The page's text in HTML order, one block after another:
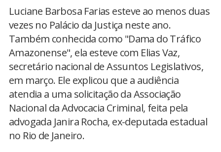
Luciane Barbosa Farias esteve ao menos duas
vezes no Palácio da Justiça neste ano.
Também conhecida como "Dama do Tráfico
Amazonense", ela esteve com Elias Vaz,
secretário nacional de Assuntos Legislativos,
em março. Ele explicou que a audiência
atendia a uma solicitação da Associação
Nacional da Advocacia Criminal, feita pela
advogada Janira Rocha, ex-deputada estadual
no Rio de Janeiro.